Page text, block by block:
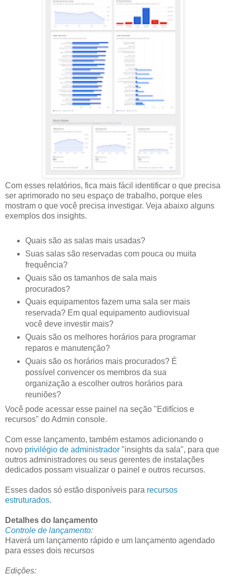
Com esses relatórios, fica mais fácil identificar o que precisa
ser aprimorado no seu espaço de trabalho, porque eles
mostram o que você precisa investigar. Veja abaixo alguns
exemplos dos insights.
Quais são as salas mais usadas?
Suas salas são reservadas com pouca ou muita
frequência?
Quais são os tamanhos de sala mais
procurados?
Quais equipamentos fazem uma sala ser mais
reservada? Em qual equipamento audiovisual
você deve investir mais?
Quais são os melhores horários para programar
reparos e manutenção?
Quais são os horários mais procurados? É
possível convencer os membros da sua
organização a escolher outros horários para
reuniões?
Você pode acessar esse painel na seção "Edifícios e
recursos" do Admin console.
Com esse lançamento, também estamos adicionando o
novo privilégio de administrador "insights da sala", para que
outros administradores ou seus gerentes de instalações
dedicados possam visualizar o painel e outros recursos.
Esses dados só estão disponíveis para recursos
estruturados.
Detalhes do lançamento
Controle de lançamento:
Haverá um lançamento rápido e um lançamento agendado
para esses dois recursos
Edições: